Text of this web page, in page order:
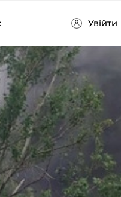
Увійти